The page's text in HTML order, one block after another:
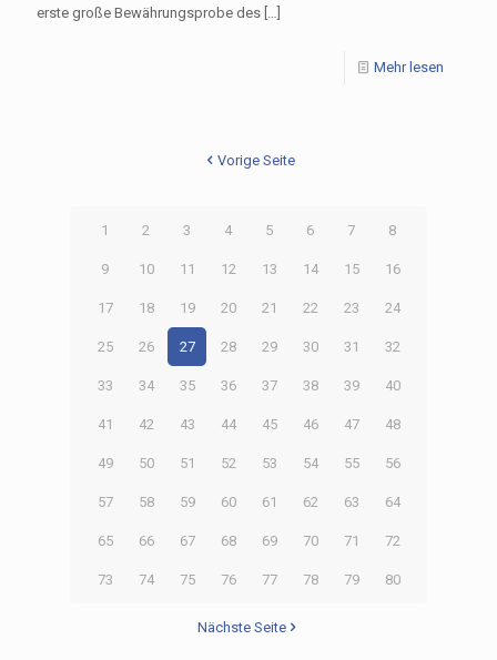
erste große Bewährungsprobe des […]
Mehr lesen
Vorige Seite
1 2 3 4 5 6 7 8
9 10 11 12 13 14 15 16
17 18 19 20 21 22 23 24
25 26 27 28 29 30 31 32
33 34 35 36 37 38 39 40
41 42 43 44 45 46 47 48
49 50 51 52 53 54 55 56
57 58 59 60 61 62 63 64
65 66 67 68 69 70 71 72
73 74 75 76 77 78 79 80
Nächste Seite